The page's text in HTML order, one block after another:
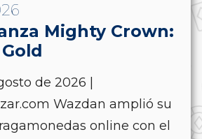
Mighty Crown:
de 2026 |
Wazdan amplió su
online con el